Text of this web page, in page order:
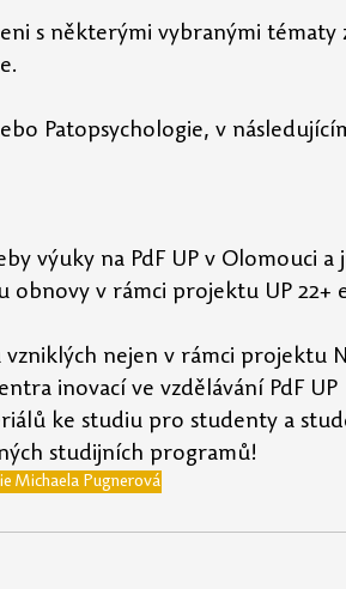
s některými vybranými tématy
Patopsychologie, v
výuky na PdF UP v Olomouci
v rámci projektu UP 22+
nejen v rámci projektu
inovací ve vzdělávání PdF UP
ke studiu pro studenty a
studijních programů!
Michaela Pugnerová